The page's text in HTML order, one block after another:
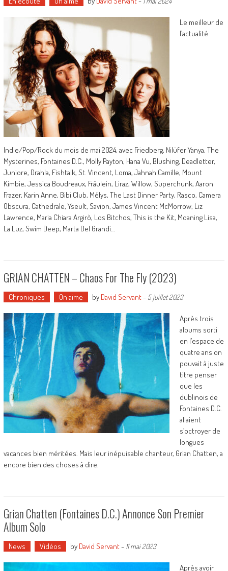
Le meilleur de
l’actualité
Indie/Pop/Rock du mois de mai 2024, avec Friedberg, Nilüfer Yanya, The
Mysterines, Fontaines D.C., Molly Payton, Hana Vu, Blushing, Deadletter,
Juniore, Drahla, Fishtalk, St. Vincent, Loma, Jahnah Camille, Mount
Kimbie, Jessica Boudreaux, Fräulein, Liraz, Willow, Superchunk, Aaron
Frazer, Karin Anne, Bibi Club, Mélys, The Last Dinner Party, Rasco, Camera
Obscura, Cathedrale, Yseult, Savion, James Vincent McMorrow, Liz
Lawrence, Maria Chiara Argirò, Los Bitchos, This is the Kit, Moaning Lisa,
La Luz, Swim Deep, Marta Del Grandi…
GRIAN CHATTEN – Chaos For The Fly (2023)
Chroniques On aime by David Servant- 5 juillet 2023
Après trois
albums sorti
en l’espace de
quatre ans on
pouvait à juste
titre penser
que les
dublinois de
Fontaines D.C.
allaient
s’octroyer de
longues
vacances bien méritées. Mais leur inépuisable chanteur, Grian Chatten, a
encore bien des choses à dire.
Grian Chatten (Fontaines D.C.) Annonce Son Premier
Album Solo
News Vidéos by David Servant- 11 mai 2023
Après avoir